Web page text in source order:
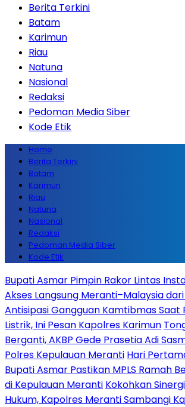
Berita Terkini
Batam
Karimun
Riau
Natuna
Nasional
Redaksi
Pedoman Media Siber
Kode Etik
Home
Berita Terkini
Batam
Karimun
Riau
Natuna
Nasional
Redaksi
Pedoman Media Siber
Kode Etik
Bupati Asmar Pimpin Rakor Lintas
Akses Langsung Meranti–Malaysia
Antisipasi Gangguan Kamtibmas Saat
Listrik, Ini Pesan Kapolres Karimun
Berganti, AKBP Gede Prasetia Adi
Polres Kepulauan Meranti Hari
Bupati Asmar Pastikan MPLS Ramah
di Kepulauan Meranti Kokohkan
Hukum, Kapolres Meranti Sambangi